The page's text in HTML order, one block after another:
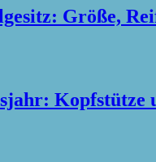
Größe,
Kopfstütze